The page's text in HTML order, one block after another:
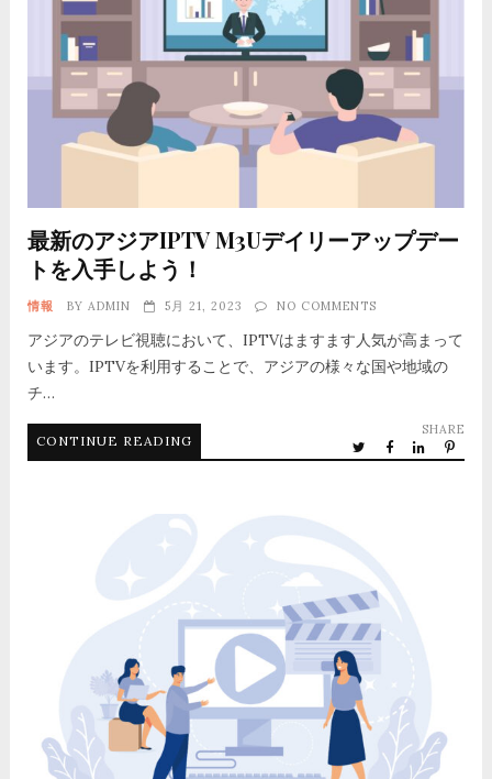
最新のアジアIPTV M3Uデイリーアップデー
トを入手しよう！
情報 BY ADMIN 5月 21, 2023 NO COMMENTS
アジアのテレビ視聴において、IPTVはますます人気が高まって
います。IPTVを利用することで、アジアの様々な国や地域の
チ…
CONTINUE READING
SHARE